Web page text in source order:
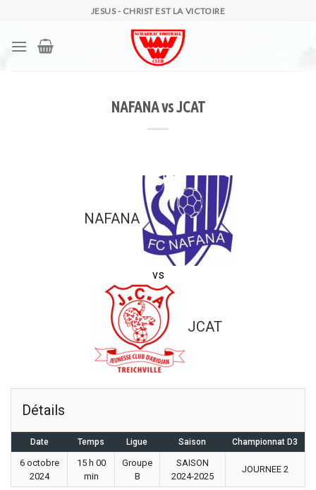
content
JESUS - CHRIST EST LA VICTOIRE
NAFANA vs JCAT
NAFANA
vs
JCAT
Détails
Date Temps Ligue Saison Championnat D3
6 octobre
2024
15 h 00
min
Groupe
B
SAISON
2024-2025
JOURNEE 2